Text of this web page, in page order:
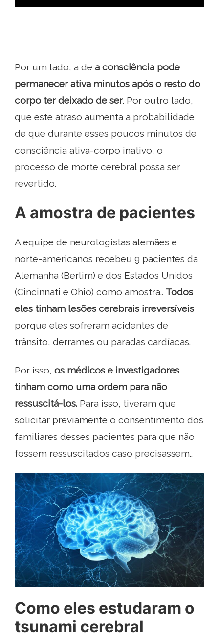
Por um lado, a de a consciência pode
permanecer ativa minutos após o resto do
corpo ter deixado de ser. Por outro lado,
que este atraso aumenta a probabilidade
de que durante esses poucos minutos de
consciência ativa-corpo inativo, o
processo de morte cerebral possa ser
revertido.
A amostra de pacientes
A equipe de neurologistas alemães e
norte-americanos recebeu 9 pacientes da
Alemanha (Berlim) e dos Estados Unidos
(Cincinnati e Ohio) como amostra.. Todos
eles tinham lesões cerebrais irreversíveis
porque eles sofreram acidentes de
trânsito, derrames ou paradas cardíacas.
Por isso, os médicos e investigadores
tinham como uma ordem para não
ressuscitá-los. Para isso, tiveram que
solicitar previamente o consentimento dos
familiares desses pacientes para que não
fossem ressuscitados caso precisassem..
Como eles estudaram o
tsunami cerebral